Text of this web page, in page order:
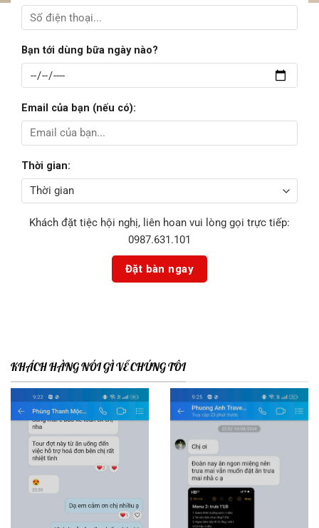
Bạn tới dùng bữa ngày nào?
Email của bạn (nếu có):
Thời gian:
Khách đặt tiệc hội nghị, liên hoan vui lòng gọi trực tiếp:
0987.631.101
KHÁCH HÀNG NÓI GÌ VỀ CHÚNG TÔI